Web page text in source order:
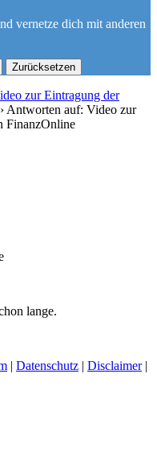
vernetze dich mit anderen
Zurücksetzen
zur Eintragung der
› Antworten auf: Video zur
FinanzOnline
lange.
| Datenschutz | Disclaimer|